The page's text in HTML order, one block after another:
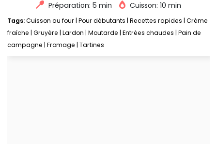
Préparation: 5 min
Cuisson: 10 min
Tags:Cuisson au four Pour débutants Recettes rapides Crème
fraîche Gruyère Lardon Moutarde Entrées chaudes Pain de
campagne Fromage Tartines